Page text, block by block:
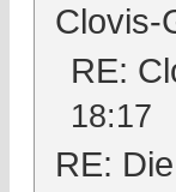
Clovis-
RE:
18:17
RE: